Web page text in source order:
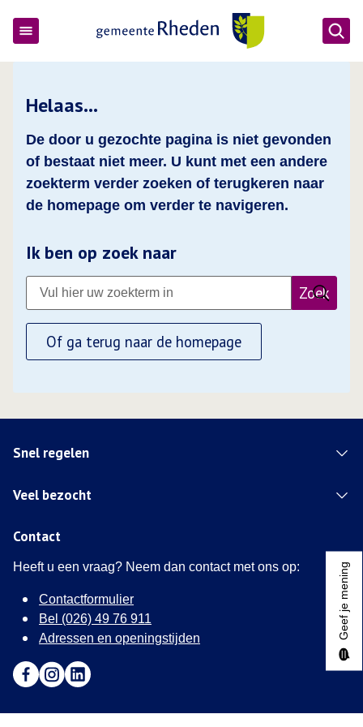
Helaas…
De door u gezochte pagina is niet gevonden
of bestaat niet meer. U kunt met een andere
zoekterm verder zoeken of terugkeren naar
de homepage om verder te navigeren.
Ik ben op zoek naar
Zoek
Of ga terug naar de homepage
Snel regelen
Veel bezocht
Contact
Heeft u een vraag? Neem dan contact met ons op:
Contactformulier
Bel (026) 49 76 911
Adressen en openingstijden
Geef je mening